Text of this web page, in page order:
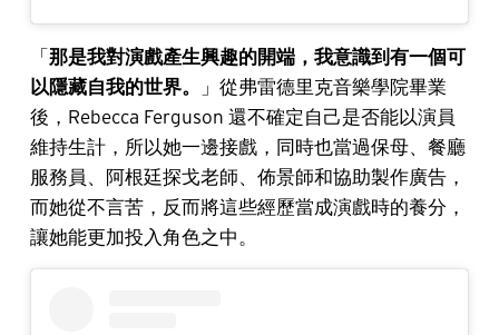
「那是我對演戲產生興趣的開端，我意識到有一個可
以隱藏自我的世界。
」從弗雷德里克音樂學院畢業
後，Rebecca Ferguson 還不確定自己是否能以演員
維持生計，所以她一邊接戲，同時也當過保母、餐廳
服務員、阿根廷探戈老師、佈景師和協助製作廣告，
而她從不言苦，反而將這些經歷當成演戲時的養分，
讓她能更加投入角色之中。